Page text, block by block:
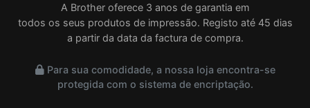
A Brother oferece 3 anos de garantia em
todos os seus produtos de impressão. Registo até 45 dias
a partir da data da factura de compra.
Para sua comodidade, a nossa loja encontra-se
protegida com o sistema de encriptação.